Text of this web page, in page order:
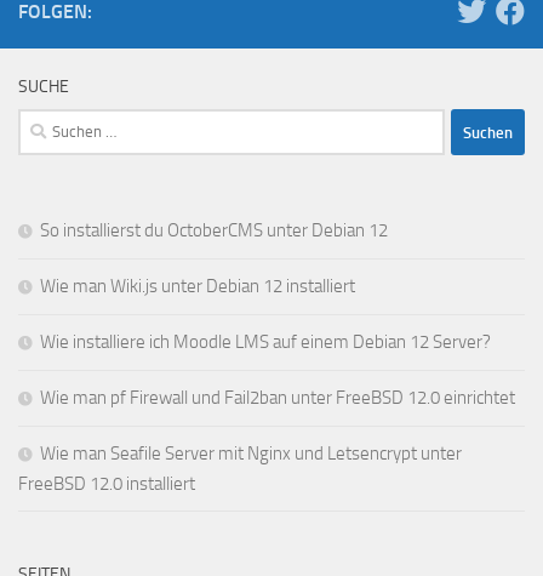
FOLGEN:
SUCHE
Suchen
nach:
So installierst du OctoberCMS unter Debian 12
Wie man Wiki.js unter Debian 12 installiert
Wie installiere ich Moodle LMS auf einem Debian 12 Server?
Wie man pf Firewall und Fail2ban unter FreeBSD 12.0 einrichtet
Wie man Seafile Server mit Nginx und Letsencrypt unter
FreeBSD 12.0 installiert